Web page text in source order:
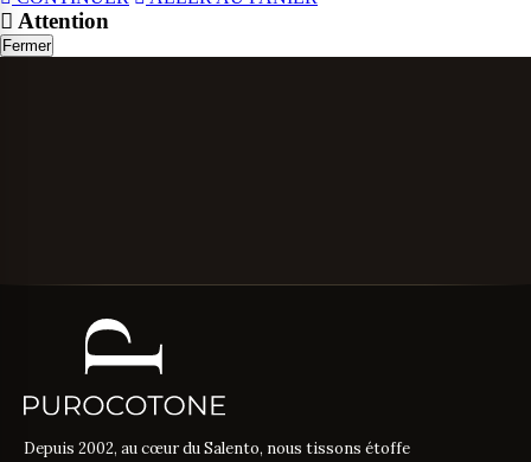
Attention
Fermer
Depuis 2002, au cœur du Salento, nous tissons étoffe